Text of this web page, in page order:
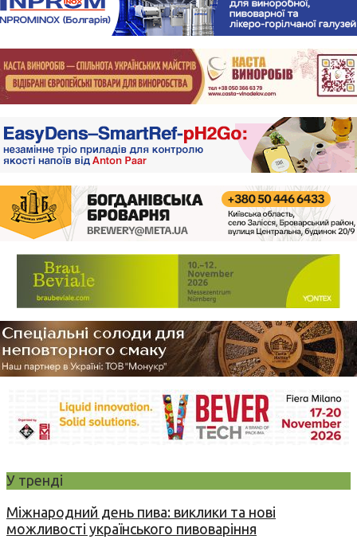
У тренді
Міжнародний день пива: виклики та нові
можливості українського пивоваріння